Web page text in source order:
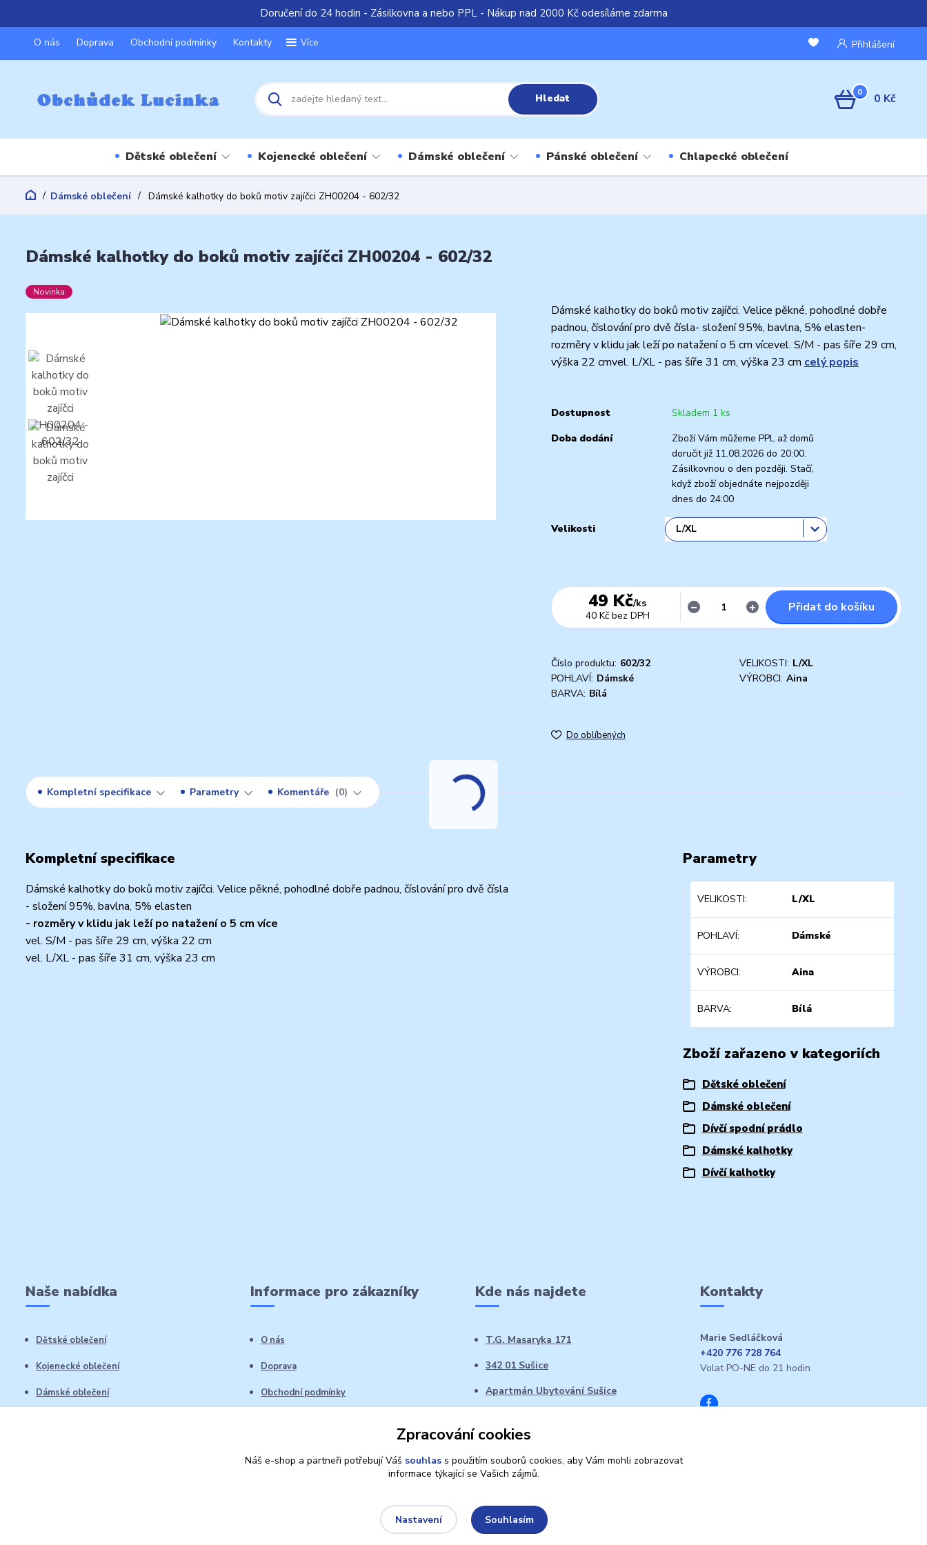
Doručení do 24 hodin - Zásilkovna a nebo PPL - Nákup nad 2000 Kč odesíláme zdarma
O nás Doprava Obchodní podmínky Kontakty Více Přihlášení
Hledat 0 0 Kč
Dětské oblečení Kojenecké oblečení Dámské oblečení Pánské oblečení Chlapecké oblečení
Dámské oblečení Dámské kalhotky do boků motiv zajíčci ZH00204 - 602/32
Dámské kalhotky do boků motiv zajíčci ZH00204 - 602/32
Novinka
Dámské kalhotky do boků motiv zajíčci. Velice pěkné, pohodlné dobře
padnou, číslování pro dvě čísla- složení 95%, bavlna, 5% elasten-
rozměry v klidu jak leží po natažení o 5 cm vícevel. S/M - pas šíře 29 cm,
výška 22 cmvel. L/XL - pas šíře 31 cm, výška 23 cm celý popis
Dostupnost
Skladem 1 ks
Doba dodání
Zboží Vám můžeme PPL až domů
doručit již 11.08.2026 do 20:00.
Zásilkovnou o den později. Stačí,
když zboží objednáte nejpozději
dnes do 24:00
Velikosti
49 Kč/ks
40 Kč bez DPH
Přidat do košíku
Číslo produktu: 602/32 VELIKOSTI: L/XL
POHLAVÍ: Dámské VÝROBCI: Aina
BARVA: Bílá
Do oblíbených
Kompletní specifikace Parametry Komentáře 0
Kompletní specifikace
Dámské kalhotky do boků motiv zajíčci. Velice pěkné, pohodlné dobře padnou, číslování pro dvě čísla
- složení 95%, bavlna, 5% elasten
- rozměry v klidu jak leží po natažení o 5 cm více
vel. S/M - pas šíře 29 cm, výška 22 cm
vel. L/XL - pas šíře 31 cm, výška 23 cm
Parametry
VELIKOSTI L/XL
POHLAVÍ Dámské
VÝROBCI Aina
BARVA Bílá
Zboží zařazeno v kategoriích
Dětské oblečení
Dámské oblečení
Dívčí spodní prádlo
Dámské kalhotky
Dívčí kalhotky
Naše nabídka
Dětské oblečení
Kojenecké oblečení
Dámské oblečení
Informace pro zákazníky
O nás
Doprava
Obchodní podmínky
Kde nás najdete
T.G. Masaryka 171
342 01 Sušice
Apartmán Ubytování Sušice
Kontakty
Marie Sedláčková
+420 776 728 764
Volat PO-NE do 21 hodin
Zpracování cookies
Náš e-shop a partneři potřebují Váš souhlass použitím souborů cookies, aby Vám mohli zobrazovat
informace týkající se Vašich zájmů.
Nastavení Souhlasím